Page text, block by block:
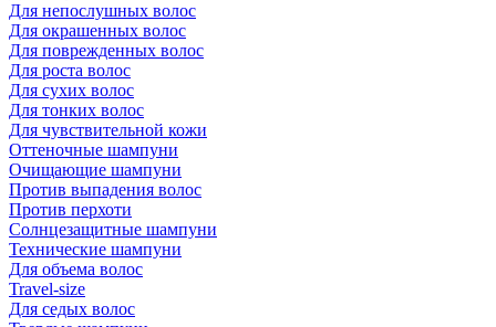
Для непослушных волос
Для окрашенных волос
Для поврежденных волос
Для роста волос
Для сухих волос
Для тонких волос
Для чувствительной кожи
Оттеночные шампуни
Очищающие шампуни
Против выпадения волос
Против перхоти
Солнцезащитные шампуни
Технические шампуни
Для объема волос
Travel-size
Для седых волос